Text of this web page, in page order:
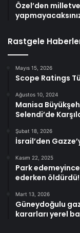
Özel’den
Rastgele
Mayıs 15, 2026
Scope Ratings
Ağustos 10, 2024
Manisa
Selendi’de
Şubat 18, 2026
İsrail’den
Kasım 22, 2025
Park edemeyince
ederken öldürdü!
Mart 13, 2026
Güneydoğulu
kararları yerel